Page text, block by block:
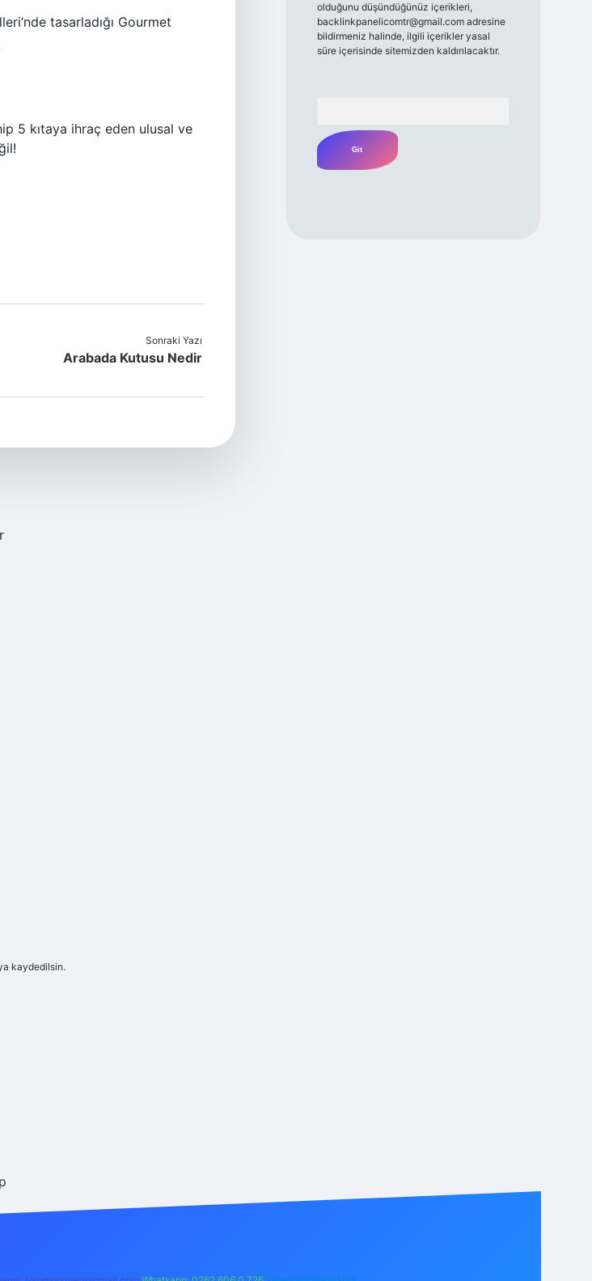
tasarladığı Gourmet
5 kıtaya ihraç eden ulusal ve
Sonraki Yazı
Arabada Kutusu Nedir
kaydedilsin.
olduğunu düşündüğünüz içerikleri,
backlinkpanelicomtr@gmail.comadresine
bildirmeniz halinde, ilgili içerikler yasal
süre içerisinde sitemizden kaldırılacaktır.